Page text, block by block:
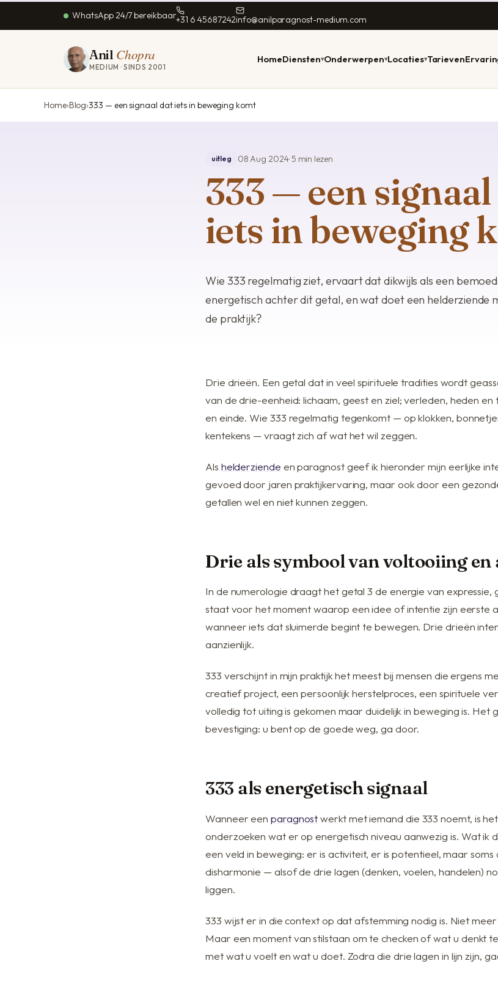
WhatsApp 24/7 bereikbaar+31 6 45687242info@anilparagnost-medium.com
Anil Chopra
MEDIUM · SINDS 2001
HomeDiensten▾
Contact overledenen
Energetische
behandeling
Chat consult
Gratis voorspelling?
Over Anil
Voordelen bij Anil
binnen enkele
consult.
Onderwerpen▾
Dromen duiden
behandeling
jaarvoorspelling
Daghoroscoop
Numerologie
Kaartlegger & tarot
Locaties▾
Alkmaar
Groningen
Zwolle
Westland
Zuid-Limburg
Voor dieren · heel NL
Tarieven
Home Blog 333 — een signaal dat iets in beweging komt
uitleg 08 Aug 2024· 5 min lezen
333 — een
iets in beweging
Wie 333 regelmatig ziet, ervaart dat dikwijls als een
energetisch achter dit getal, en wat doet een helderziende
de praktijk?
Drie drieën. Een getal dat in veel spirituele tradities wordt
van de drie-eenheid: lichaam, geest en ziel; verleden, heden en
en einde. Wie 333 regelmatig tegenkomt — op klokken,
kentekens — vraagt zich af wat het wil zeggen.
Als helderziende en paragnost geef ik hieronder mijn eerlijke
gevoed door jaren praktijkervaring, maar ook door een
getallen wel en niet kunnen zeggen.
Drie als symbool van voltooiing en
In de numerologie draagt het getal 3 de energie van expressie,
staat voor het moment waarop een idee of intentie zijn eerste
wanneer iets dat sluimerde begint te bewegen. Drie drieën
aanzienlijk.
333 verschijnt in mijn praktijk het meest bij mensen die ergens
creatief project, een persoonlijk herstelproces, een spirituele
volledig tot uiting is gekomen maar duidelijk in beweging is. Het
bevestiging: u bent op de goede weg, ga door.
333 als energetisch signaal
Wanneer eenparagnostwerkt met iemand die 333 noemt, is
onderzoeken wat er op energetisch niveau aanwezig is. Wat ik
een veld in beweging: er is activiteit, er is potentieel, maar soms
disharmonie — alsof de drie lagen (denken, voelen, handelen)
liggen.
333 wijst er in die context op dat afstemming nodig is. Niet
Maar een moment van stilstaan om te checken of wat u denkt
met wat uvoelten wat udoet. Zodra die drie lagen in lijn zijn,